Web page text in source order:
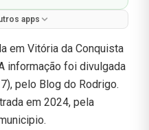
apps
em Vitória da Conquista
informação foi divulgada
pelo Blog do Rodrigo.
em 2024, pela